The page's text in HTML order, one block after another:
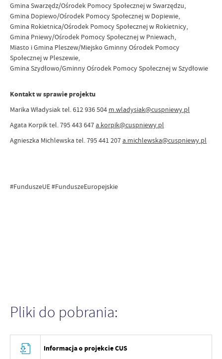
Gmina Swarzędz/Ośrodek Pomocy Społecznej w Swarzędzu,
Gmina Dopiewo/Ośrodek Pomocy Społecznej w Dopiewie,
Gmina Rokietnica/Ośrodek Pomocy Społecznej w Rokietnicy,
Gmina Pniewy/Ośrodek Pomocy Społecznej w Pniewach,
Miasto i Gmina Pleszew/Miejsko Gminny Ośrodek Pomocy
Społecznej w Pleszewie,
Gmina Szydłowo/Gminny Ośrodek Pomocy Społecznej w Szydłowie
Kontakt w sprawie projektu
Marika Władysiak tel. 612 936 504 m.wladysiak@cuspniewy.pl
Agata Korpik tel. 795 443 647a.korpik@cuspniewy.pl
Agnieszka Michlewska tel. 795 441 207a.michlewska@cuspniewy.pl
#FunduszeUE #FunduszeEuropejskie
Pliki do pobrania:
Informacja o projekcie CUS